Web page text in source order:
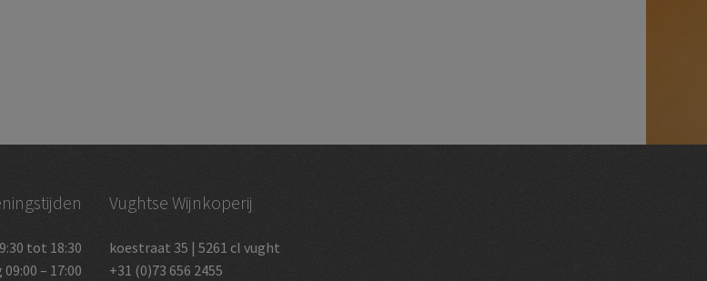
tot 18:30
– 17:00
Vughtse Wijnkoperij
koestraat 35 | 5261 cl vught
+31 (0)73 656 2455